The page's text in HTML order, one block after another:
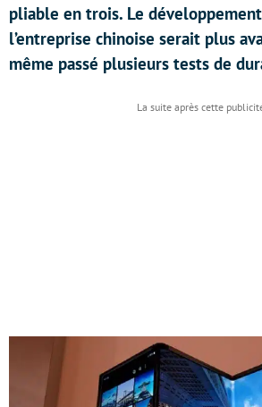
pliable en trois. Le
l’entreprise chinoise serait plus
même passé plusieurs tests de